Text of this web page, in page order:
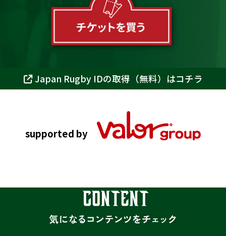
Japan Rugby IDの取得（無料）はコチラ
supported by